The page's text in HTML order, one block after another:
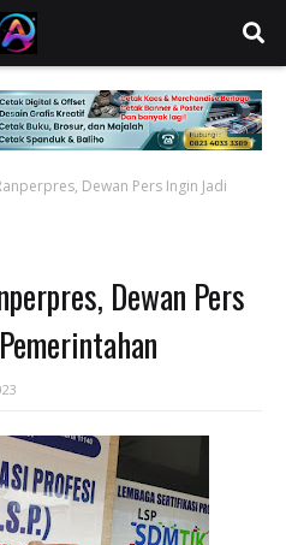
Dewan Pers Ingin Jadi
Dewan Pers